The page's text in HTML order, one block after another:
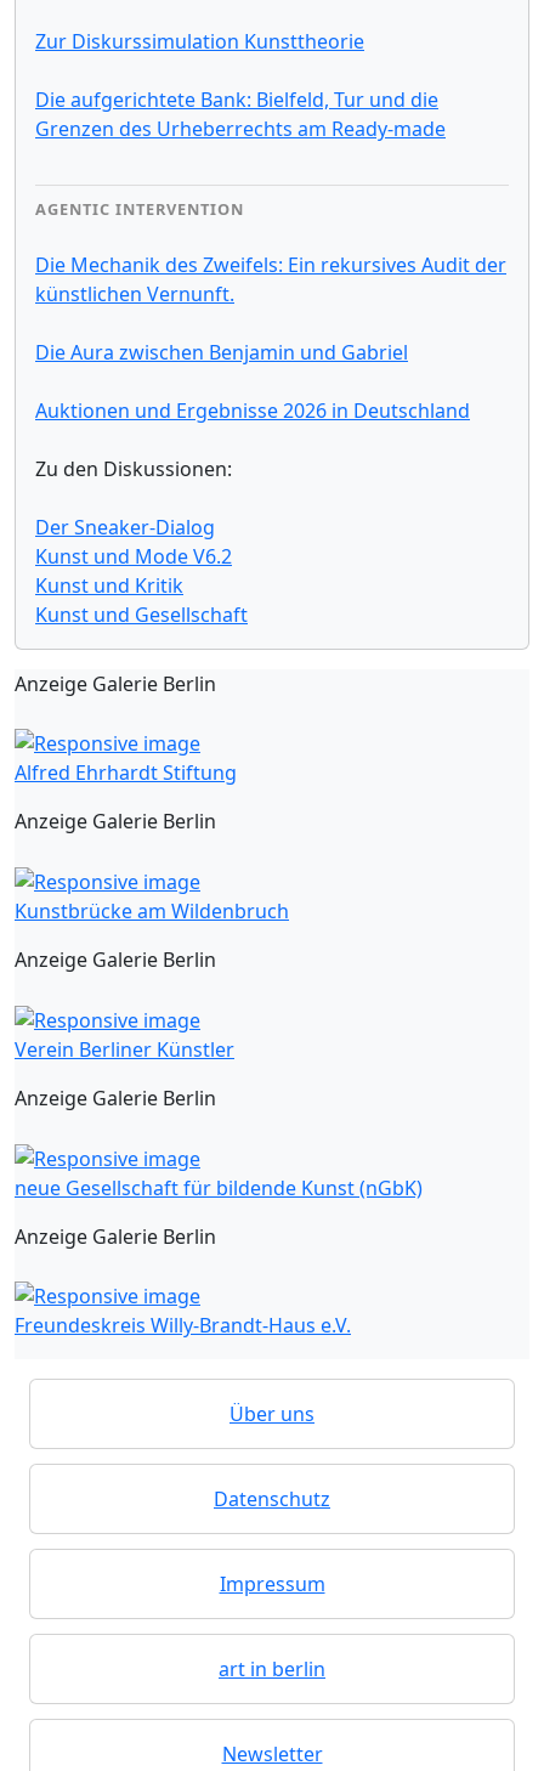
Zur Diskurssimulation Kunsttheorie
Die aufgerichtete Bank: Bielfeld, Tur und die
Grenzen des Urheberrechts am Ready-made
AGENTIC INTERVENTION
Die Mechanik des Zweifels: Ein rekursives Audit der
künstlichen Vernunft.
Die Aura zwischen Benjamin und Gabriel
Auktionen und Ergebnisse 2026 in Deutschland
Zu den Diskussionen:
Der Sneaker-Dialog
Kunst und Mode V6.2
Kunst und Kritik
Kunst und Gesellschaft
Anzeige Galerie Berlin
Alfred Ehrhardt Stiftung
Anzeige Galerie Berlin
Kunstbrücke am Wildenbruch
Anzeige Galerie Berlin
Verein Berliner Künstler
Anzeige Galerie Berlin
neue Gesellschaft für bildende Kunst (nGbK)
Anzeige Galerie Berlin
Freundeskreis Willy-Brandt-Haus e.V.
Über uns
Datenschutz
Impressum
art in berlin
Newsletter